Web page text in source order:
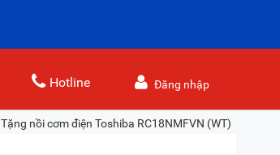
Đăng nhập
Hotline
Tặng nồi cơm điện Toshiba RC18NMFVN (WT) khi